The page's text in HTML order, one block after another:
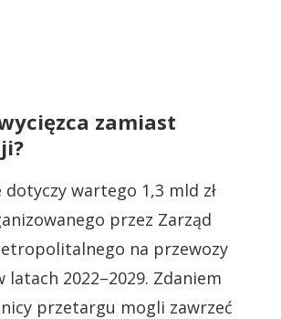
zamiast
wartego 1,3 mld zł
przez Zarząd
na przewozy
latach 2022–2029. Zdaniem
przetargu mogli zawrzeć